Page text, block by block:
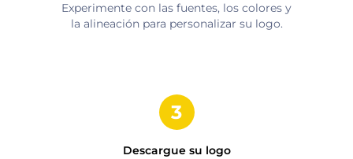
Experimente con las fuentes, los colores y
la alineación para personalizar su logo.
Descargue su logo